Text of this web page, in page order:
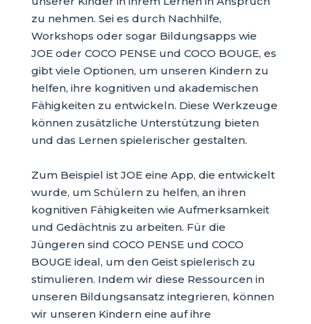
zu nehmen. Sei es durch Nachhilfe,
Workshops oder sogar Bildungsapps wie
JOE oder COCO PENSE und COCO BOUGE, es
gibt viele Optionen, um unseren Kindern zu
helfen, ihre kognitiven und akademischen
Fähigkeiten zu entwickeln. Diese Werkzeuge
können zusätzliche Unterstützung bieten
und das Lernen spielerischer gestalten.
Zum Beispiel ist JOE eine App, die entwickelt
wurde, um Schülern zu helfen, an ihren
kognitiven Fähigkeiten wie Aufmerksamkeit
und Gedächtnis zu arbeiten. Für die
Jüngeren sind COCO PENSE und COCO
BOUGE ideal, um den Geist spielerisch zu
stimulieren. Indem wir diese Ressourcen in
unseren Bildungsansatz integrieren, können
wir unseren Kindern eine auf ihre